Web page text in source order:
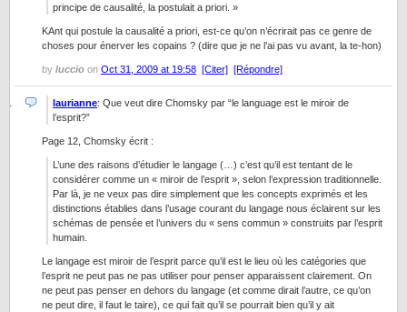
principe de causalité, la postulait a priori. »
KAnt qui postule la causalité a priori, est-ce qu’on n’écrirait pas ce genre de
choses pour énerver les copains ? (dire que je ne l’ai pas vu avant, la te-hon)
by luccio on Oct 31, 2009 at 19:58 [Citer] [Répondre]
laurianne: Que veut dire Chomsky par “le language est le miroir de
l’esprit?”
Page 12, Chomsky écrit :
L’une des raisons d’étudier le langage (…) c’est qu’il est tentant de le
considérer comme un « miroir de l’esprit », selon l’expression traditionnelle.
Par là, je ne veux pas dire simplement que les concepts exprimés et les
distinctions établies dans l’usage courant du langage nous éclairent sur les
schémas de pensée et l’univers du « sens commun » construits par l’esprit
humain.
Le langage est miroir de l’esprit parce qu’il est le lieu où les catégories que
l’esprit ne peut pas ne pas utiliser pour penser apparaissent clairement. On
ne peut pas penser en dehors du langage (et comme dirait l’autre, ce qu’on
ne peut dire, il faut le taire), ce qui fait qu’il se pourrait bien qu’il y ait